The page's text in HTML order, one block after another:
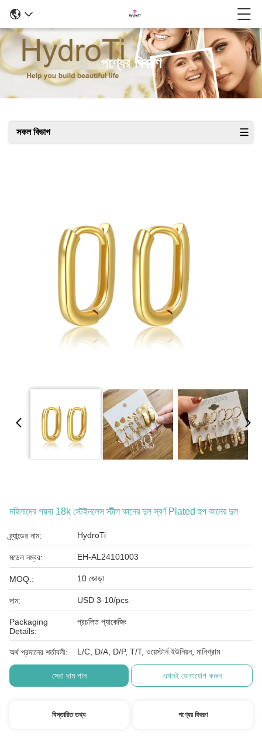
পণ্যের বিবরণ
সকল বিভাগ
মহিলাদের গয়না 18k স্টেইনলেস স্টীল কানের দুল স্বর্ণ Plated হুপ কানের দুল
ব্র্যান্ডের নাম: HydroTi
মডেল নম্বর: EH-AL24101003
MOQ.: 10 জোড়া
দাম: USD 3-10/pcs
Packaging
Details:
প্রচলিত প্যাকেজিং
অর্থ প্রদানের শর্তাবলী: L/C, D/A, D/P, T/T, ওয়েস্টার্ন ইউনিয়ন, মানিগ্রাম
সেরা দাম পান এখনই যোগাযোগ করুন
বিস্তারিত তথ্য পণ্যের বিবরণ